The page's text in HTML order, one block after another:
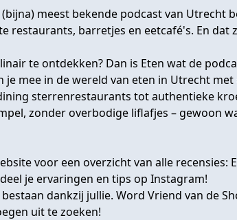
meest bekende podcast van Utrecht
restaurants, barretjes en eetcafé's. En dat
te ontdekken? Dan is Eten wat de
je mee in de wereld van eten in Utrecht
sterrenrestaurants tot authentieke
zonder overbodige liflafjes – gewoon
voor een overzicht van alle recensies:
je ervaringen en tips op Instagram!
dankzij jullie. Word Vriend van de
uit te zoeken!